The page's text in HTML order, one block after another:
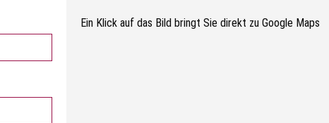
Ein Klick auf das Bild bringt Sie direkt zu Google Maps